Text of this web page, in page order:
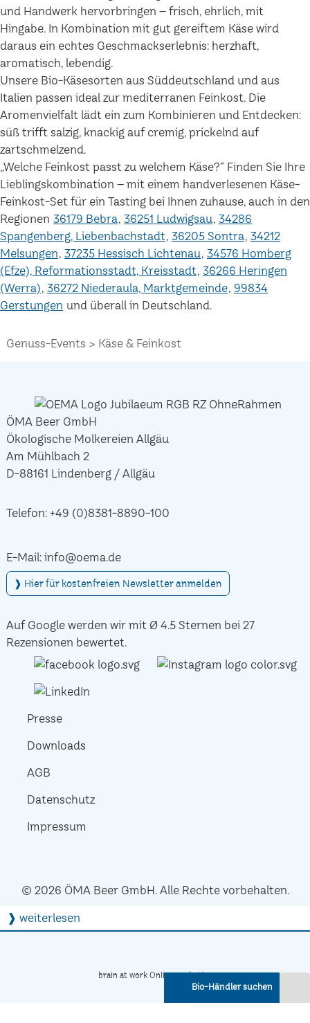
und Handwerk hervorbringen – frisch, ehrlich, mit
Hingabe. In Kombination mit gut gereiftem Käse wird
daraus ein echtes Geschmackserlebnis: herzhaft,
aromatisch, lebendig.
Unsere Bio-Käsesorten aus Süddeutschland und aus
Italien passen ideal zur mediterranen Feinkost. Die
Aromenvielfalt lädt ein zum Kombinieren und Entdecken:
süß trifft salzig, knackig auf cremig, prickelnd auf
zartschmelzend.
„Welche Feinkost passt zu welchem Käse?“ Finden Sie Ihre
Lieblingskombination – mit einem handverlesenen Käse-
Feinkost-Set für ein Tasting bei Ihnen zuhause, auch in den
Regionen 36179 Bebra 36251 Ludwigsau 34286
Spangenberg, Liebenbachstadt 36205 Sontra 34212
Melsungen 37235 Hessisch Lichtenau 34576 Homberg
(Efze), Reformationsstadt, Kreisstadt 36266 Heringen
(Werra) 36272 Niederaula, Marktgemeinde 99834
Gerstungen und überall in Deutschland.
Genuss-Events Käse & Feinkost
ÖMA Beer GmbH
Ökologische Molkereien Allgäu
Am Mühlbach 2
D-88161 Lindenberg / Allgäu
Telefon: +49 (0)8381-8890-100
E-Mail: info@oema.de
❱ Hier für kostenfreien Newsletter anmelden
Auf Google werden wir mit Ø 4.5 Sternen bei 27
Rezensionen bewertet.
Presse
Downloads
AGB
Datenschutz
Impressum
© 2026 ÖMA Beer GmbH. Alle Rechte vorbehalten.
Bio-Händler suchen
❱ weiterlesen
brain at work Onlinemarketing